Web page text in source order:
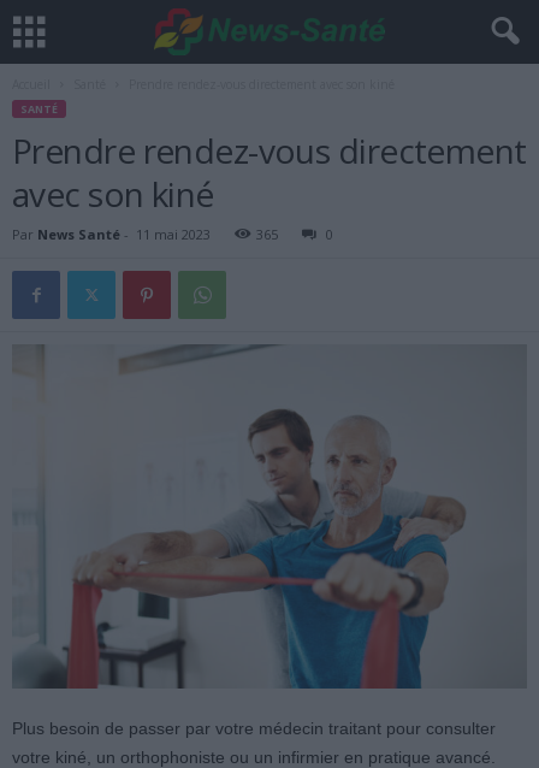
SANTÉ
Prendre rendez-vous directement
avec son kiné
Par News Santé - 11 mai 2023 365 0
Plus besoin de passer par votre médecin traitant pour consulter
votre kiné, un orthophoniste ou un infirmier en pratique avancé.